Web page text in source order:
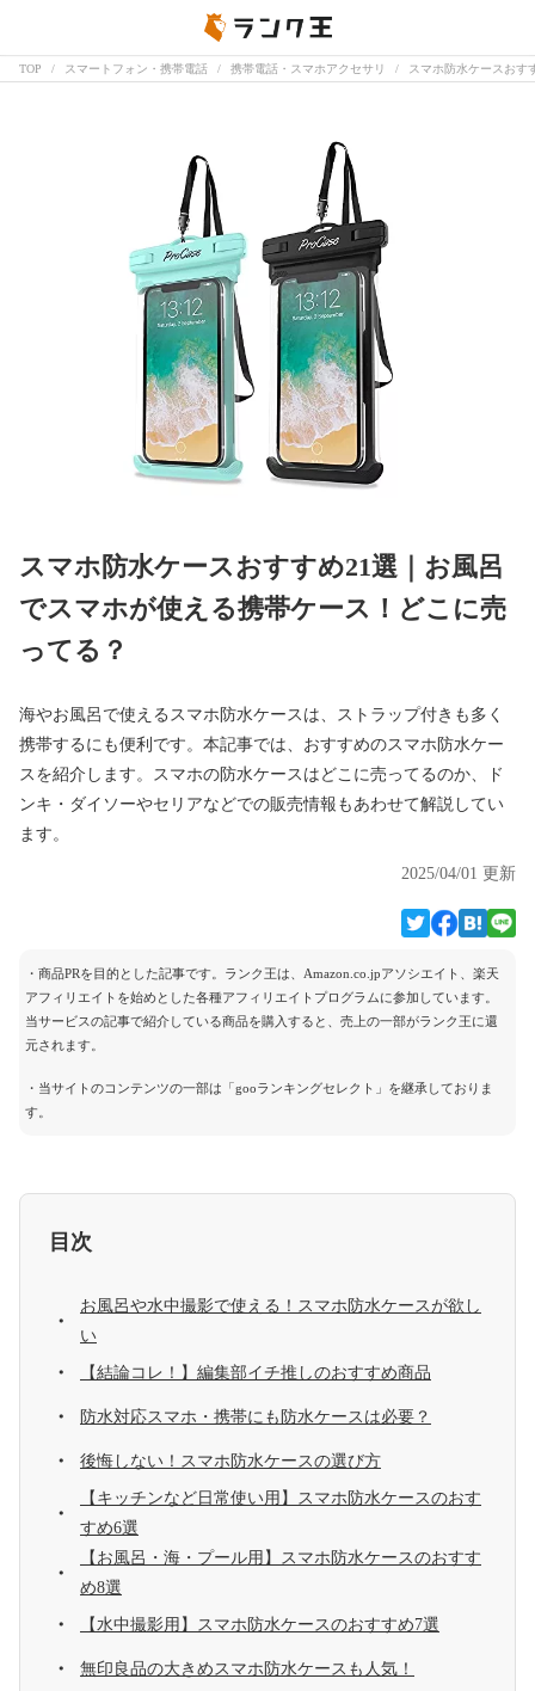
TOP スマートフォン・携帯電話 携帯電話・スマホアクセサリ スマホ防水ケースおす
スマホ防水ケースおすすめ21選｜お風呂
でスマホが使える携帯ケース！どこに売
ってる？
海やお風呂で使えるスマホ防水ケースは、ストラップ付きも多く
携帯するにも便利です。本記事では、おすすめのスマホ防水ケー
スを紹介します。スマホの防水ケースはどこに売ってるのか、ド
ンキ・ダイソーやセリアなどでの販売情報もあわせて解説してい
ます。
2025/04/01 更新
・商品PRを目的とした記事です。ランク王は、Amazon.co.jpアソシエイト、楽天
アフィリエイトを始めとした各種アフィリエイトプログラムに参加しています。
当サービスの記事で紹介している商品を購入すると、売上の一部がランク王に還
元されます。
・当サイトのコンテンツの一部は「gooランキングセレクト」を継承しておりま
す。
目次
お風呂や水中撮影で使える！スマホ防水ケースが欲し
い
【結論コレ！】編集部イチ推しのおすすめ商品
防水対応スマホ・携帯にも防水ケースは必要？
後悔しない！スマホ防水ケースの選び方
【キッチンなど日常使い用】スマホ防水ケースのおす
すめ6選
【お風呂・海・プール用】スマホ防水ケースのおすす
め8選
【水中撮影用】スマホ防水ケースのおすすめ7選
無印良品の大きめスマホ防水ケースも人気！